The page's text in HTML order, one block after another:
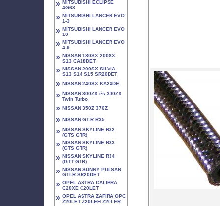
» MITSUBISHI ECLIPSE
4G63
» MITSUBISHI LANCER EVO
1-3
» MITSUBISHI LANCER EVO
10
» MITSUBISHI LANCER EVO
4-9
» NISSAN 180SX 200SX
S13 CA18DET
» NISSAN 200SX SILVIA
S13 S14 S15 SR20DET
» NISSAN 240SX KA24DE
» NISSAN 300ZX és 300ZX
Twin Turbo
» NISSAN 350Z 370Z
» NISSAN GT-R R35
» NISSAN SKYLINE R32
(GTS GTR)
» NISSAN SKYLINE R33
(GTS GTR)
» NISSAN SKYLINE R34
(GTT GTR)
» NISSAN SUNNY PULSAR
GTI-R SR20DET
» OPEL ASTRA CALIBRA
C20XE C20LET
» OPEL ASTRA ZAFIRA OPC
Z20LET Z20LEH Z20LER